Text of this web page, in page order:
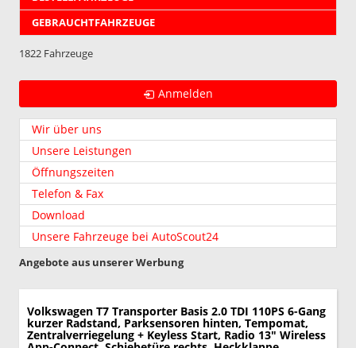
GEBRAUCHTFAHRZEUGE
1822 Fahrzeuge
Anmelden
Wir über uns
Unsere Leistungen
Öffnungszeiten
Telefon & Fax
Download
Unsere Fahrzeuge bei AutoScout24
Angebote aus unserer Werbung
Volkswagen T7 Transporter Basis 2.0 TDI 110PS 6-Gang
kurzer Radstand, Parksensoren hinten, Tempomat,
Zentralverriegelung + Keyless Start, Radio 13" Wireless